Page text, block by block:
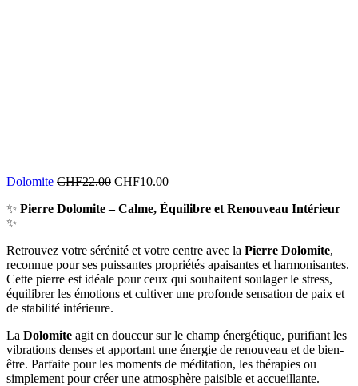
Dolomite CHF22.00 CHF10.00
✨ Pierre Dolomite – Calme, Équilibre et Renouveau Intérieur
✨
Retrouvez votre sérénité et votre centre avec la Pierre Dolomite,
reconnue pour ses puissantes propriétés apaisantes et harmonisantes.
Cette pierre est idéale pour ceux qui souhaitent soulager le stress,
équilibrer les émotions et cultiver une profonde sensation de paix et
de stabilité intérieure.
La Dolomite agit en douceur sur le champ énergétique, purifiant les
vibrations denses et apportant une énergie de renouveau et de bien-
être. Parfaite pour les moments de méditation, les thérapies ou
simplement pour créer une atmosphère paisible et accueillante.